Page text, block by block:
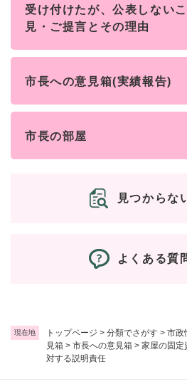
現在地 トップページ > 分類でさがす > 市政
見箱 > 市長への意見箱 > 家屋の固定
対する説明責任
受け付けたが、公表しない
見・ご提言とその理由
市長への意見箱(実績報告)
市長の部屋
見つからな
よくある質